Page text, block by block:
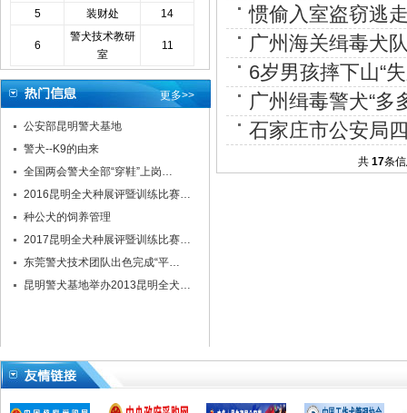
5
装财处 14
6
警犬技术教研
室
11
更多>>
公安部昆明警犬基地
警犬--K9的由来
全国两会警犬全部“穿鞋”上岗…
2016昆明全犬种展评暨训练比赛…
种公犬的饲养管理
2017昆明全犬种展评暨训练比赛…
东莞警犬技术团队出色完成“平…
昆明警犬基地举办2013昆明全犬…
惯偷入室盗窃逃
广州海关缉毒犬
6岁男孩摔下山“
广州缉毒警犬“多
石家庄市公安局
共 17条